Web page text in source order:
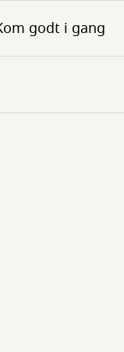
godt i gang